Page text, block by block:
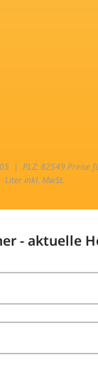
| PLZ: 82549 Preise
Liter inkl. MwSt.
- aktuelle